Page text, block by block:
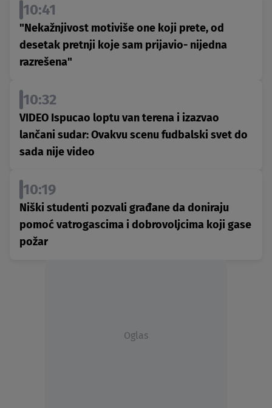
10:41
"Nekažnjivost motiviše one koji prete, od
desetak pretnji koje sam prijavio- nijedna
razrešena"
10:32
VIDEO Ispucao loptu van terena i izazvao
lančani sudar: Ovakvu scenu fudbalski svet do
sada nije video
10:19
Niški studenti pozvali građane da doniraju
pomoć vatrogascima i dobrovoljcima koji gase
požar
Oglas